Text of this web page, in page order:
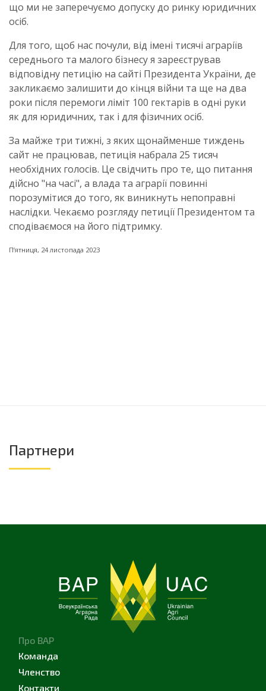
що ми не заперечуємо допуску до ринку юридичних
осіб.
Для того, щоб нас почули, від імені тисячі аграріїв
середнього та малого бізнесу я зареєстрував
відповідну петицію на сайті Президента України, де
закликаємо залишити до кінця війни та ще на два
роки після перемоги ліміт 100 гектарів в одні руки
як для юридичних, так і для фізичних осіб.
За майже три тижні, з яких щонайменше тиждень
сайт не працював, петиція набрала 25 тисяч
необхідних голосів. Це свідчить про те, що питання
дійсно "на часі", а влада та аграрії повинні
порозумітися до того, як виникнуть непоправні
наслідки. Чекаємо розгляду петиції Президентом та
сподіваємося на його підтримку.
Пʼятниця, 24 листопада 2023
Партнери
Про ВАР
Команда
Членство
Контакти